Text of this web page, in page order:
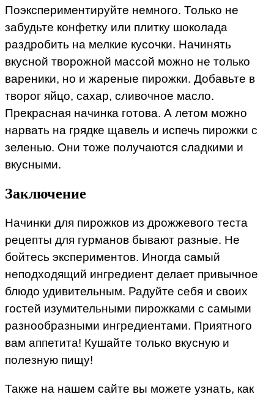
Поэкспериментируйте немного. Только не
забудьте конфетку или плитку шоколада
раздробить на мелкие кусочки. Начинять
вкусной творожной массой можно не только
вареники, но и жареные пирожки. Добавьте в
творог яйцо, сахар, сливочное масло.
Прекрасная начинка готова. А летом можно
нарвать на грядке щавель и испечь пирожки с
зеленью. Они тоже получаются сладкими и
вкусными.
Заключение
Начинки для пирожков из дрожжевого теста
рецепты для гурманов бывают разные. Не
бойтесь экспериментов. Иногда самый
неподходящий ингредиент делает привычное
блюдо удивительным. Радуйте себя и своих
гостей изумительными пирожками с самыми
разнообразными ингредиентами. Приятного
вам аппетита! Кушайте только вкусную и
полезную пищу!
Также на нашем сайте вы можете узнать, как